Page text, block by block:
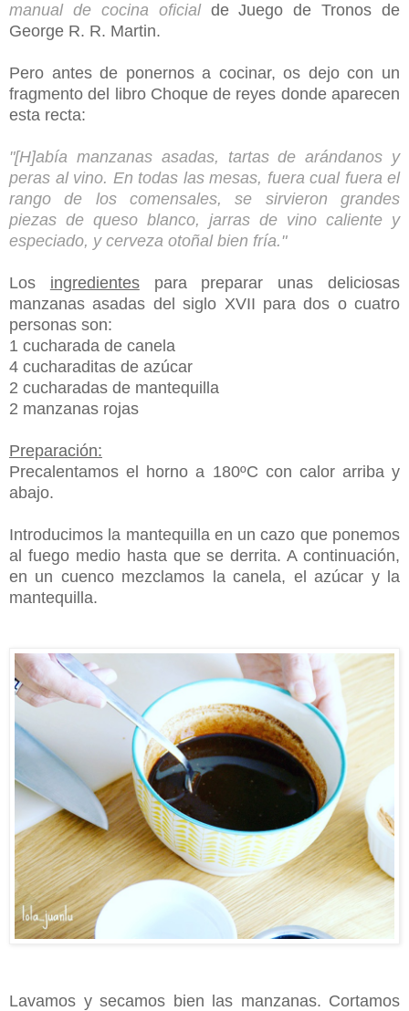
manual de cocina oficialde Juego de Tronos de
George R. R. Martin.
Pero antes de ponernos a cocinar, os dejo con un
fragmento del libro Choque de reyes donde aparecen
esta recta:
"[H]abía manzanas asadas, tartas de arándanos y
peras al vino. En todas las mesas, fuera cual fuera el
rango de los comensales, se sirvieron grandes
piezas de queso blanco, jarras de vino caliente y
especiado, y cerveza otoñal bien fría."
Los ingredientespara preparar unas deliciosas
manzanas asadas del siglo XVII para dos o cuatro
personas son:
1 cucharada de canela
4 cucharaditas de azúcar
2 cucharadas de mantequilla
2 manzanas rojas
Preparación:
Precalentamos el horno a 180ºC con calor arriba y
abajo.
Introducimos la mantequilla en un cazo que ponemos
al fuego medio hasta que se derrita. A continuación,
en un cuenco mezclamos la canela, el azúcar y la
mantequilla.
Lavamos y secamos bien las manzanas. Cortamos